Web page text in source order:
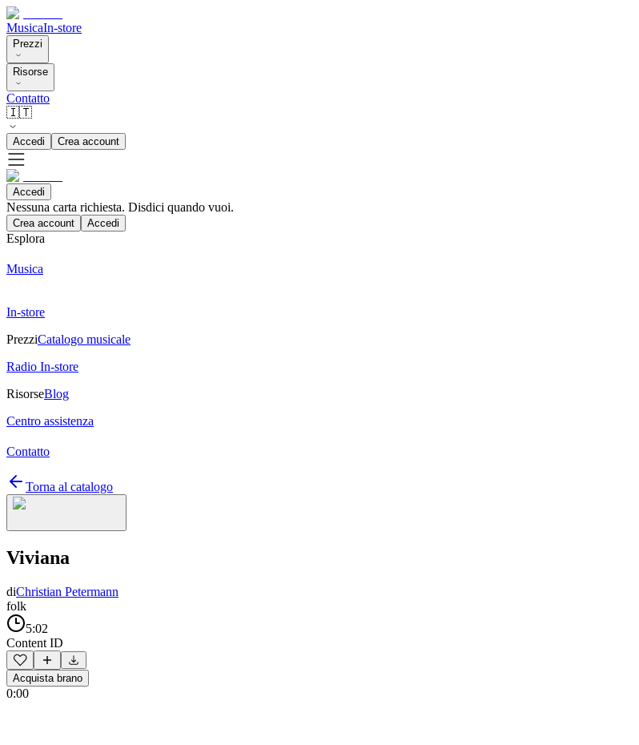
MusicaIn-store
Prezzi
Risorse
Contatto
🇮🇹
Accedi Crea account
Accedi
Nessuna carta richiesta. Disdici quando vuoi.
Crea account Accedi
Esplora
Musica
In-store
PrezziCatalogo musicale
Radio In-store
RisorseBlog
Centro assistenza
Contatto
Torna al catalogo
Viviana
diChristian Petermann
folk
5:02
Content ID
Acquista brano
0:00